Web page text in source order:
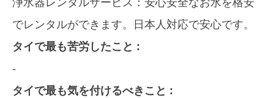
浄水器レンタルサービス：安心安全なお水を格安
でレンタルができます。日本人対応で安心です。
タイで最も苦労したこと :
-
タイで最も気を付けるべきこと :